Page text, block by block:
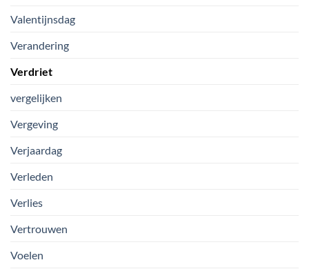
Valentijnsdag
Verandering
Verdriet
vergelijken
Vergeving
Verjaardag
Verleden
Verlies
Vertrouwen
Voelen